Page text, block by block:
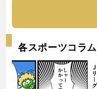
各スポーツコラ